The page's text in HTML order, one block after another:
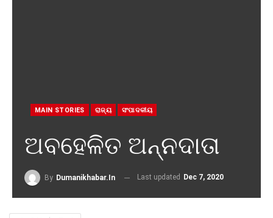
MAIN STORIES ରାଜ୍ୟ ସଂପାଦକୀୟ
ଅବହେଳିତ ଅନ୍ନଦାତା
By Dumanikhabar.in Last updated Dec 7, 2020